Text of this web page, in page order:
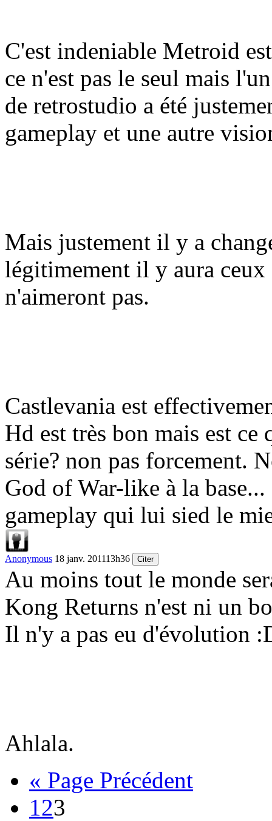
C'est indeniable Metroid
ce n'est pas le seul mais
de retrostudio a été
gameplay et une autre
Mais justement il y a
légitimement il y aura
n'aimeront pas.
Castlevania est
Hd est très bon mais est
série? non pas forcement.
God of War-like à la
gameplay qui lui sied le
Anonymous 18 janv. 201113h36 Citer
Au moins tout le monde
Kong Returns n'est ni un
Il n'y a pas eu d'évolution
Ahlala.
« Page Précédent
123